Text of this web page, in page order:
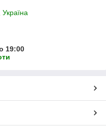
Україна
19:00